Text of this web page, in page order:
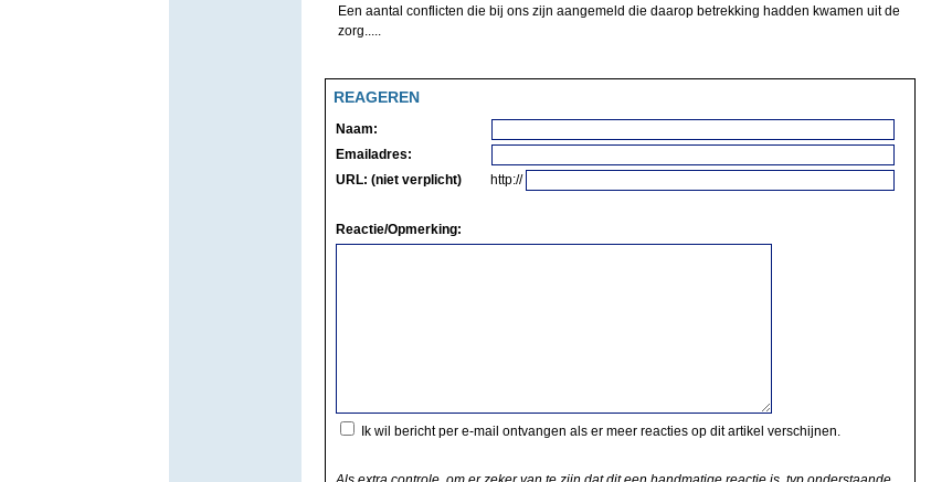
Een aantal conflicten die bij ons zijn aangemeld die daarop betrekking hadden kwamen uit de
zorg.....
REAGEREN
Naam:
Emailadres:
URL: (niet verplicht)
http://
Reactie/Opmerking:
Ik wil bericht per e-mail ontvangen als er meer reacties op dit artikel verschijnen.